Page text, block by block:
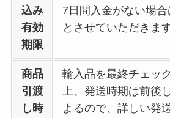
込み
有効
期限
7日間入金がない場
とさせていただきます
商品
引渡
し時
輸入品を最終チェッ
上、発送時期は前後
よるので、詳しい発